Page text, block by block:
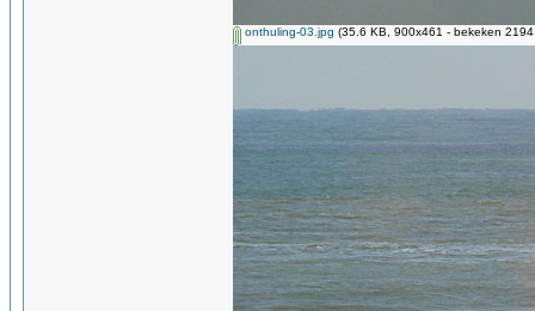
onthuling-03.jpg (35.6 KB, 900x461 - bekeken 2194